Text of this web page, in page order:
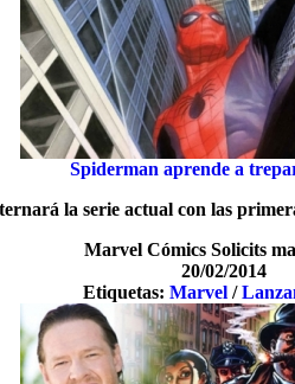
Spiderman aprende a
la serie actual con las
Marvel Cómics Solicits
20/02/2014
Etiquetas:Marvel /